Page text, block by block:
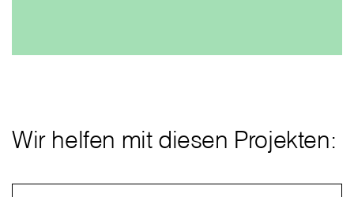
Wir helfen mit diesen Projekten: